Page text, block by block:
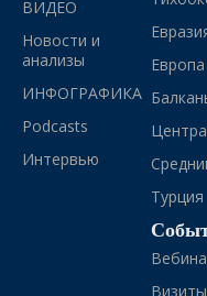
ВИДЕО
Новости и
анализы
ИНФОГРАФИКА
Podcasts
Интервью
Европа
Турция
Визиты